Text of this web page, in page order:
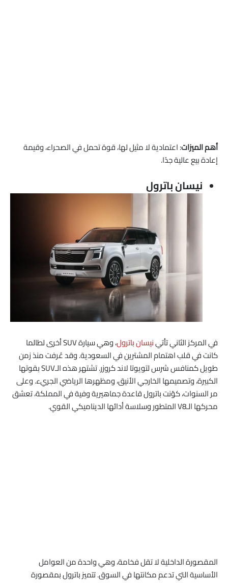
أهم الميزات: اعتمادية لا مثيل لها، قوة تحمل في الصحراء، وقيمة
إعادة بيع عالية جدًا.
نيسان باترول
في المركز الثاني تأتينيسان باترول
، وهي سيارة SUV أخرى لطالما
كانت في قلب اهتمام المشترين في السعودية. وقد عُرفت منذ زمن
طويل كمنافس شرس لتويوتا لاند كروزر. تشتهر هذه الـSUV بقوتها
الكبيرة، وتصميمها الخارجي الأنيق، ومظهرها الرياضي الجريء. وعلى
مر السنوات، كوّنت باترول قاعدة جماهيرية وفية في المملكة، تعشق
محركها الـV8 المتطور وسلاسة أدائها الديناميكي القوي.
المقصورة الداخلية لا تقل فخامة، وهي واحدة من العوامل
الأساسية التي تدعم مكانتها في السوق. تتميز باترول بمقصورة